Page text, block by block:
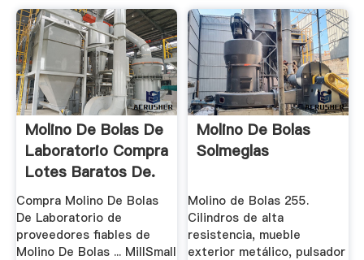
Molino De Bolas De
Laboratorio Compra
Lotes Baratos De.
Compra Molino De Bolas
De Laboratorio de
proveedores fiables de
Molino De Bolas ... MillSmall
Molino De Bolas
Solmeglas
Molino de Bolas 255.
Cilindros de alta
resistencia, mueble
exterior metálico, pulsador